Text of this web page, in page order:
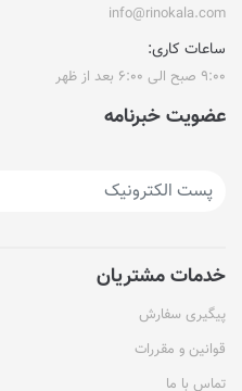
info@rinokala.com
ساعات کاری:
۹:۰۰ صبح الی ۶:۰۰ بعد از ظهر
عضویت خبرنامه
خدمات مشتریان
پیگیری سفارش
قوانین و مقررات
تماس با ما